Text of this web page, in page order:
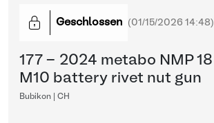
Geschlossen (01/15/2026 14:48)
177 - 2024 metabo NMP 18
M10 battery rivet nut gun
Bubikon | CH